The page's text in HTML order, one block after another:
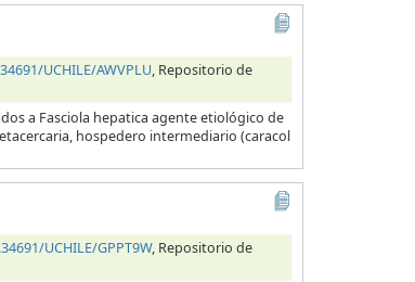
UCHILE/AWVPLU, Repositorio de
a Fasciola hepatica agente etiológico de
hospedero intermediario (caracol
UCHILE/GPPT9W, Repositorio de